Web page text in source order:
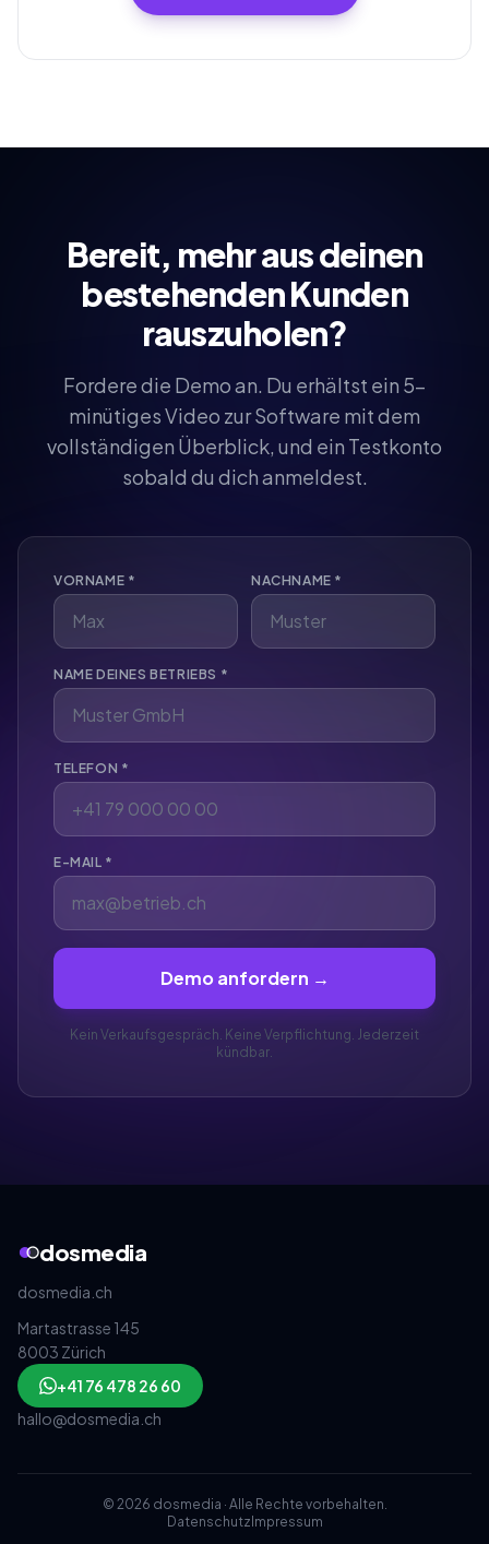
Bereit, mehr aus deinen
bestehenden Kunden
rauszuholen?
Fordere die Demo an. Du erhältst ein 5-
minütiges Video zur Software mit dem
vollständigen Überblick, und ein Testkonto
sobald du dich anmeldest.
VORNAME * NACHNAME *
NAME DEINES BETRIEBS *
TELEFON *
E-MAIL *
Demo anfordern →
Kein Verkaufsgespräch. Keine Verpflichtung. Jederzeit
kündbar.
dosmedia
dosmedia.ch
Martastrasse 145
8003 Zürich
+41 76 478 26 60
hallo@dosmedia.ch
© 2026 dosmedia · Alle Rechte vorbehalten.
Datenschutz Impressum